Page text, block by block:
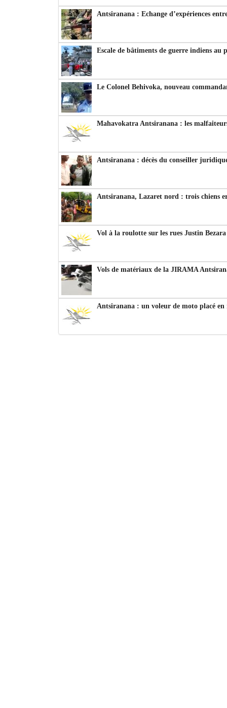
Antsiranana : Echange d’expériences
Escale de bâtiments de guerre indiens au
Le Colonel Behivoka, nouveau
Mahavokatra Antsiranana : les
Antsiranana : décès du conseiller
Antsiranana, Lazaret nord : trois chiens
Vol à la roulotte sur les rues Justin
Vols de matériaux de la JIRAMA
Antsiranana : un voleur de moto placé en